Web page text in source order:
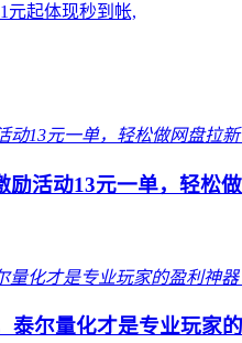
元起体现秒到帐,
活动13元一单，轻松做
尔量化才是专业玩家的